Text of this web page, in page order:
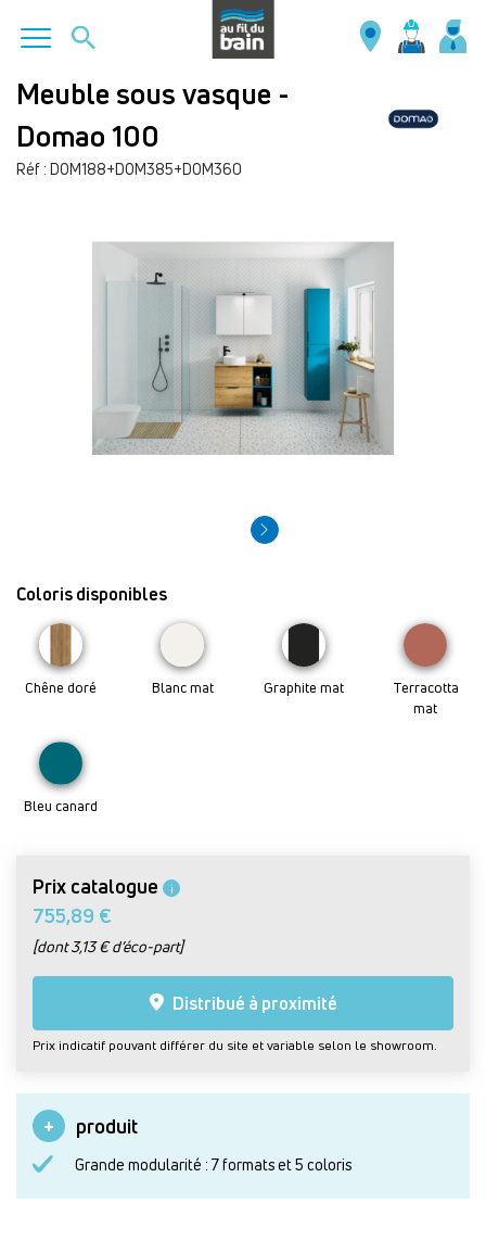
Aller
contenu
principal
Meuble sous vasque -
Domao 100
Réf : DOM188+DOM385+DOM360
Coloris disponibles
Chêne doré Blanc mat Graphite mat
Terracotta
mat
Bleu canard
Prix catalogue i
755,89 €
[dont 3,13 € d’éco-part]
Distribué à proximité
Prix indicatif pouvant différer du site et variable selon le showroom.
produit
Grande modularité : 7 formats et 5 coloris